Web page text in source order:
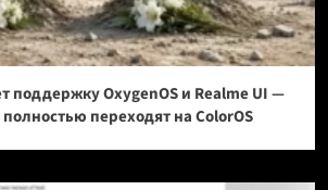
поддержку OxygenOS и Realme UI —
переходят на ColorOS